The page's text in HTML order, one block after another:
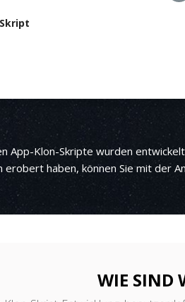
App-Klon-Skripte wurden
erobert haben, können Sie mit der
WIE SIND